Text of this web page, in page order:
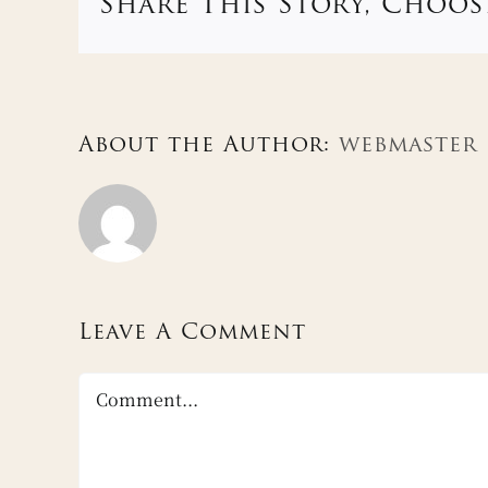
Share This Story,
About the Author: webmaster
Leave A Comment